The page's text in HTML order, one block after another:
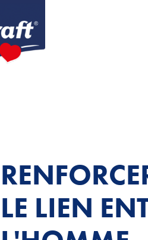
LE LIEN